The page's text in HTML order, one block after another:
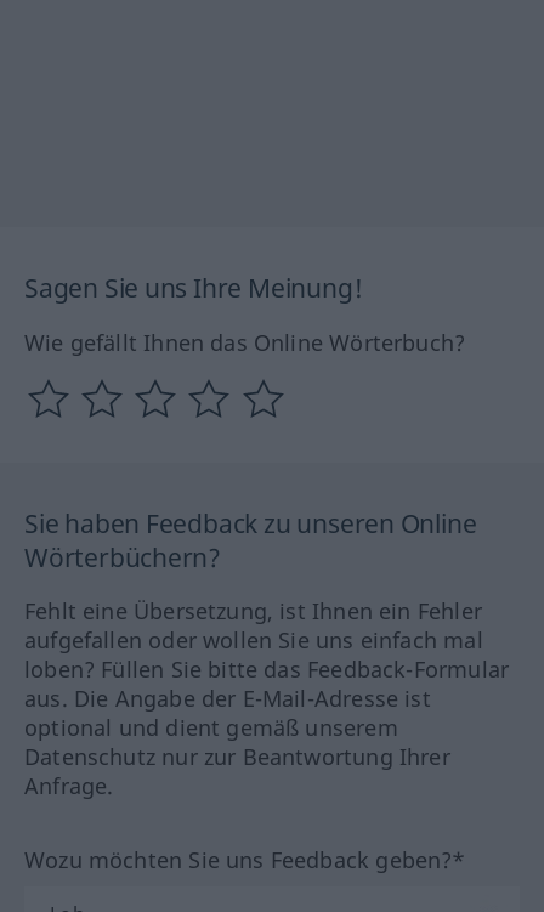
Sagen Sie uns Ihre Meinung!
Wie gefällt Ihnen das Online Wörterbuch?
Sie haben Feedback zu unseren Online
Wörterbüchern?
Fehlt eine Übersetzung, ist Ihnen ein Fehler
aufgefallen oder wollen Sie uns einfach mal
loben? Füllen Sie bitte das Feedback-Formular
aus. Die Angabe der E-Mail-Adresse ist
optional und dient gemäß unserem
Datenschutz nur zur Beantwortung Ihrer
Anfrage.
Wozu möchten Sie uns Feedback geben?*